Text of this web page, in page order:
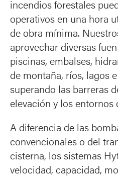
incendios forestales
operativos en una hora
de obra mínima.
aprovechar diversas
piscinas, embalses,
de montaña, ríos, lagos
superando las barreras
elevación y los entornos
A diferencia de las
convencionales o del
cisterna, los sistemas
velocidad, capacidad,